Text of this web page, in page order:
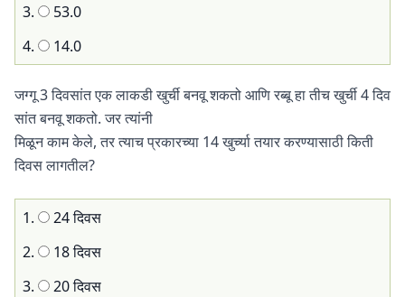
3.
53.0
4.
14.0
जग्गू 3 दिवसांत एक लाकडी खुर्ची बनवू शकतो आणि रब्बू हा तीच खुर्ची 4 दिव
सांत बनवू शकतो. जर त्यांनी
मिळून काम केले, तर त्याच प्रकारच्या 14 खुर्च्या तयार करण्यासाठी किती
दिवस लागतील?
1.
24 दिवस
2.
18 दिवस
3.
20 दिवस